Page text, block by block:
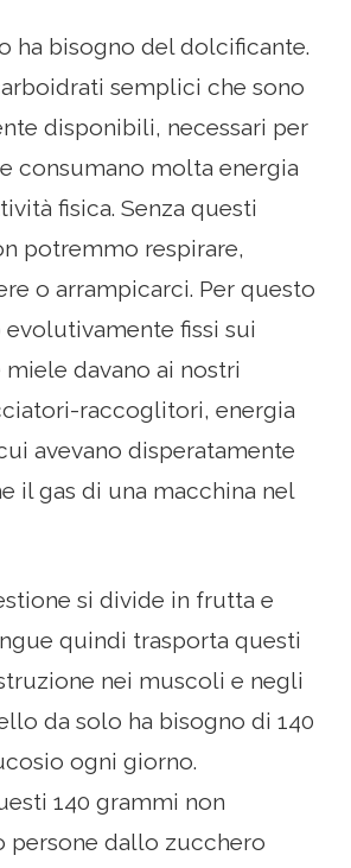
ha bisogno del dolcificante.
semplici che sono
disponibili, necessari per
consumano molta energia
fisica. Senza questi
potremmo respirare,
o arrampicarci. Per questo
fissi sui
davano ai nostri
raccoglitori, energia
avevano disperatamente
il gas di una macchina nel
si divide in frutta e
quindi trasporta questi
nei muscoli e negli
da solo ha bisogno di 140
ogni giorno.
140 grammi non
persone dallo zucchero